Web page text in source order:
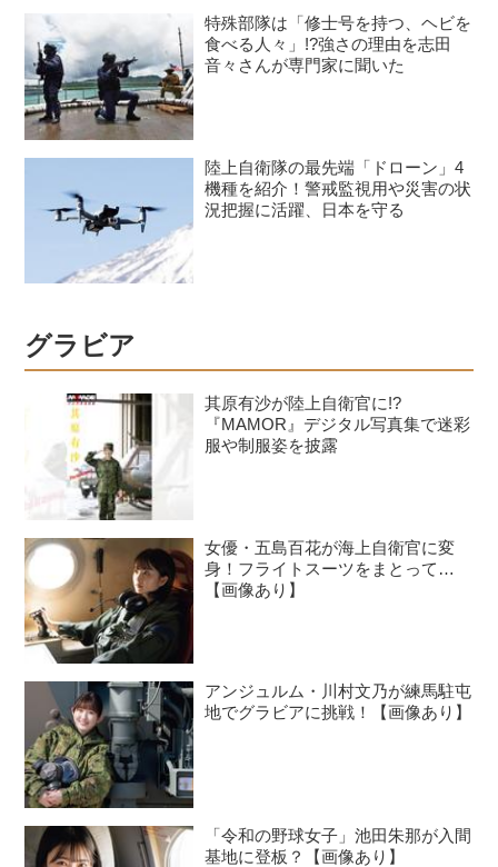
特殊部隊は「修士号を持つ、ヘビを
食べる人々」!?強さの理由を志田
音々さんが専門家に聞いた
陸上自衛隊の最先端「ドローン」4
機種を紹介！警戒監視用や災害の状
況把握に活躍、日本を守る
グラビア
其原有沙が陸上自衛官に!?
『MAMOR』デジタル写真集で迷彩
服や制服姿を披露
女優・五島百花が海上自衛官に変
身！フライトスーツをまとって…
【画像あり】
アンジュルム・川村文乃が練馬駐屯
地でグラビアに挑戦！【画像あり】
「令和の野球女子」池田朱那が入間
基地に登板？【画像あり】